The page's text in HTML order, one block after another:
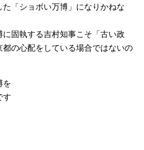
た「ショボい万博」になりかねな
固執する吉村知事こそ「古い政
の心配をしている場合ではないの
を
す